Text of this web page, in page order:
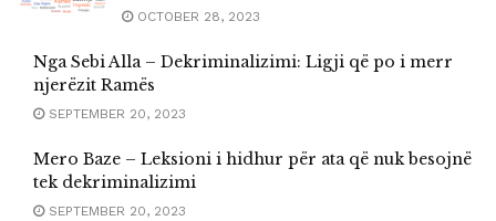
OCTOBER 28, 2023
Nga Sebi Alla – Dekriminalizimi: Ligji që po i merr
njerëzit Ramës
SEPTEMBER 20, 2023
Mero Baze – Leksioni i hidhur për ata që nuk besojnë
tek dekriminalizimi
SEPTEMBER 20, 2023